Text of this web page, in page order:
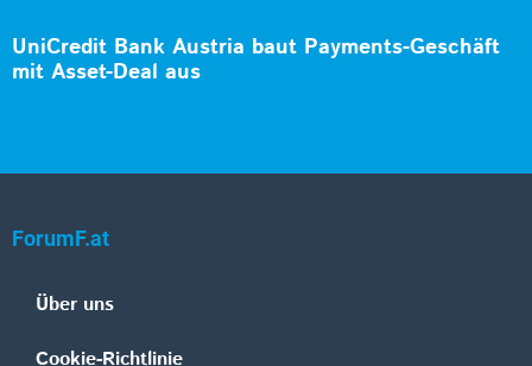
UniCredit Bank Austria baut Payments-Geschäft
mit Asset-Deal aus
ForumF.at
Über uns
Cookie-Richtlinie